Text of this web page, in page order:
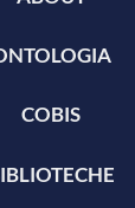
COBIS